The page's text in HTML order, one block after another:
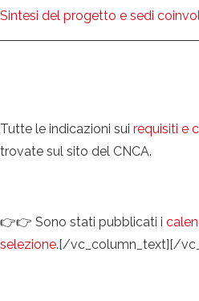
Sintesi del progetto e sedi
Tutte le indicazioni sui requisiti e
trovate sul sito del CNCA.
👉👉 Sono stati pubblicati i
selezione.[/vc_column_text][/